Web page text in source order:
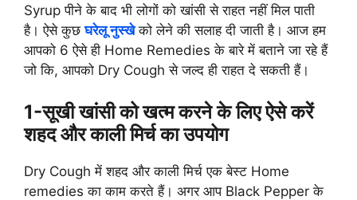
Syrup पीने के बाद भी लोगों को खांसी से राहत नहीं मिल पाती
है। ऐसे कुछघरेलू नुस्खेको लेने की सलाह दी जाती है। आज हम
आपको 6 ऐसे ही Home Remedies के बारे में बताने जा रहे हैं
जो कि, आपको Dry Cough से जल्द ही राहत दे सकती हैं।
1-सूखी खांसी को खत्म करने के लिए ऐसे करें
शहद और काली मिर्च का उपयोग
Dry Cough में शहद और काली मिर्च एक बेस्ट Home
remedies का काम करते हैं। अगर आप Black Pepper के